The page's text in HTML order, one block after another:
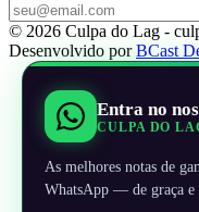
© 2026 Culpa do Lag -
Desenvolvido porBCast
Entra no
CULPA DO
As melhores notas de
WhatsApp — de graça e